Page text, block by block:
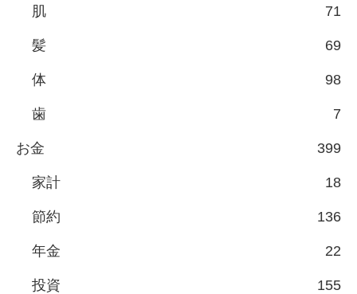
肌 71
髪 69
体 98
歯 7
お金 399
家計 18
節約 136
年金 22
投資 155